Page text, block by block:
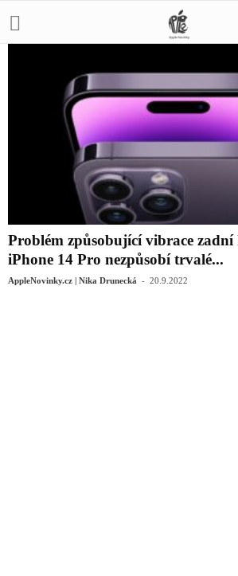
Problém způsobující vibrace
iPhone 14 Pro nezpůsobí trvalé...
AppleNovinky.cz | Nika Drunecká - 20.9.2022